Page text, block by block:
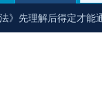
》先理解后得定才能